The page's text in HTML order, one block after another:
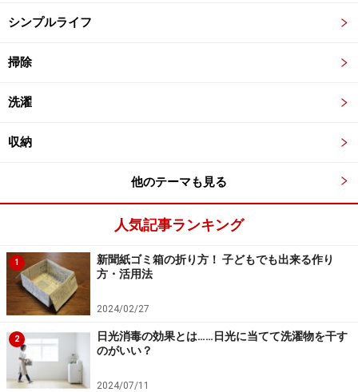
シンプルライフ
掃除
洗濯
収納
他のテーマも見る
人気記事ランキング
1
新聞紙ゴミ箱の折り方！ 子どもでも出来る作り
方・活用法
2024/02/27
2
日光消毒の効果とは……日光に当てて洗濯物を干す
のがいい？
2024/07/11